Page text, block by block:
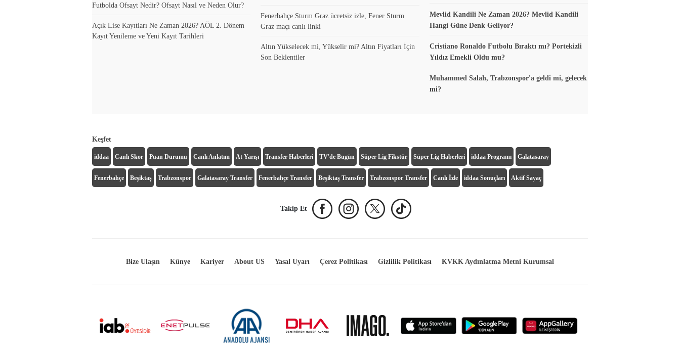
Futbolda Ofsayt Nedir? Ofsayt Nasıl ve Neden Olur?
Açık Lise Kayıtları Ne Zaman 2026? AÖL 2. Dönem
Kayıt Yenileme ve Yeni Kayıt Tarihleri
Fenerbahçe Sturm Graz ücretsiz izle, Fener Sturm
Graz maçı canlı linki
Altın Yükselecek mi, Yükselir mi? Altın Fiyatları İçin
Son Beklentiler
Mevlid Kandili Ne Zaman 2026? Mevlid Kandili
Hangi Güne Denk Geliyor?
Cristiano Ronaldo Futbolu Bıraktı mı? Portekizli
Yıldız Emekli Oldu mu?
Muhammed Salah, Trabzonspor'a geldi mi, gelecek
mi?
Keşfet
iddaa Canlı Skor Puan Durumu Canlı Anlatım At Yarışı Transfer Haberleri TV'de Bugün Süper Lig Fikstür Süper Lig Haberleri iddaa Programı Galatasaray
Fenerbahçe Beşiktaş Trabzonspor Galatasaray Transfer Fenerbahçe Transfer Beşiktaş Transfer Trabzonspor Transfer Canlı İzle iddaa Sonuçları Aktif Sayaç
Takip Et
Bize Ulaşın Künye Kariyer About US Yasal Uyarı Çerez Politikası Gizlilik Politikası KVKK Aydınlatma Metni Kurumsal